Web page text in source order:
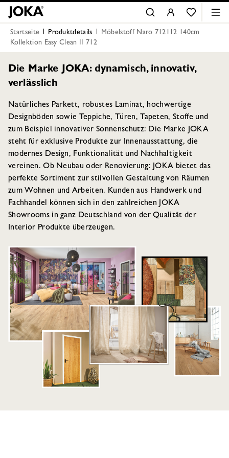
Startseite Produktdetails
Möbelstoff Naro 712112 140cm
Kollektion Easy Clean II 712
Die Marke JOKA: dynamisch, innovativ,
verlässlich
Natürliches Parkett, robustes Laminat, hochwertige
Designböden sowie Teppiche, Türen, Tapeten, Stoffe und
zum Beispiel innovativer Sonnenschutz: Die Marke JOKA
steht für exklusive Produkte zur Innenausstattung, die
modernes Design, Funktionalität und Nachhaltigkeit
vereinen. Ob Neubau oder Renovierung: JOKA bietet das
perfekte Sortiment zur stilvollen Gestaltung von Räumen
zum Wohnen und Arbeiten. Kunden aus Handwerk und
Fachhandel können sich in den zahlreichen JOKA
Showrooms in ganz Deutschland von der Qualität der
Interior Produkte überzeugen.